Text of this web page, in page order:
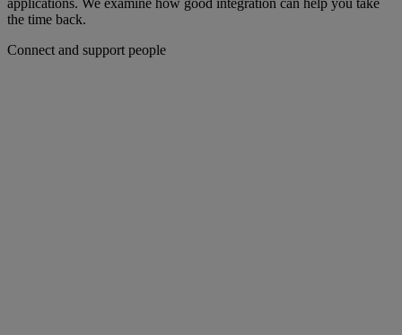
applications. We examine how good integration can help you take
the time back.
Connect and support people